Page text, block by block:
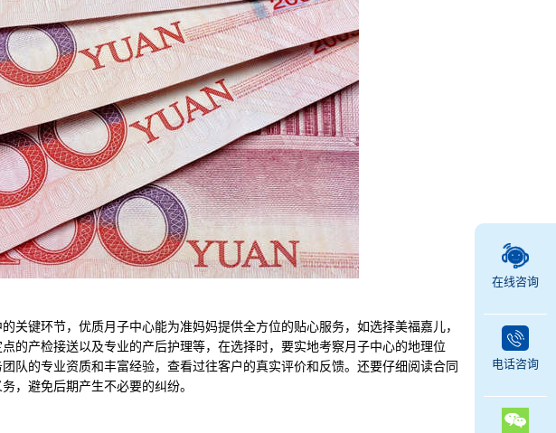
键环节，优质月子中心能为准妈妈提供全方位的贴心服务，如选择美福嘉儿，
的产检接送以及专业的产后护理等，在选择时，要实地考察月子中心的地理位
队的专业资质和丰富经验，查看过往客户的真实评价和反馈。还要仔细阅读合同
，避免后期产生不必要的纠纷。
在线咨询
电话咨询